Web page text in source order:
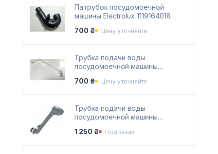
Патрубок посудомоечной
машины Electrolux 1119164018
700 ₴
Цену уточняйте
Трубка подачи воды
посудомоечной машины
700 ₴ Цену уточняйте
Трубка подачи воды
посудомоечной машины
1 250 ₴ Под заказ